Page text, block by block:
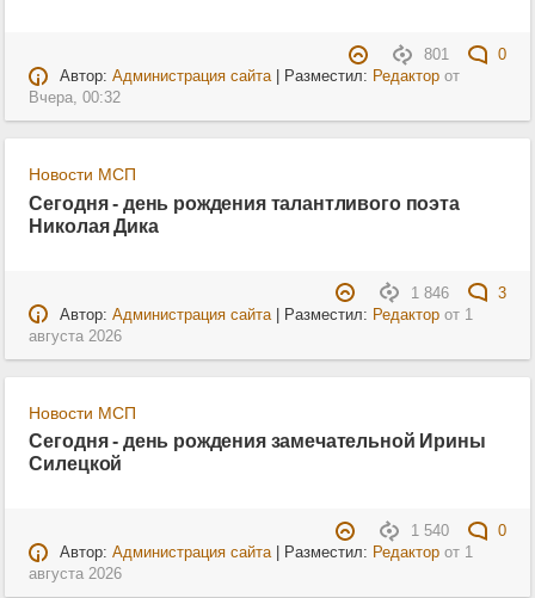
801
0
Автор: Администрация сайта| Разместил: Редакторот
Вчера, 00:32
Новости МСП
Сегодня - день рождения талантливого поэта
Николая Дика
1 846
3
Автор: Администрация сайта| Разместил: Редакторот 1
августа 2026
Новости МСП
Сегодня - день рождения замечательной Ирины
Силецкой
1 540
0
Автор: Администрация сайта| Разместил: Редакторот 1
августа 2026